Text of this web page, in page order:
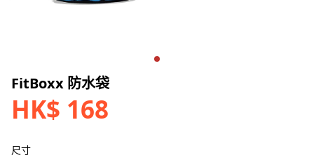
FitBoxx 防水袋
HK$ 168
尺寸